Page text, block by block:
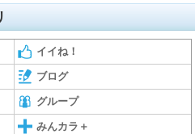
イイね！
ブログ
グループ
みんカラ＋